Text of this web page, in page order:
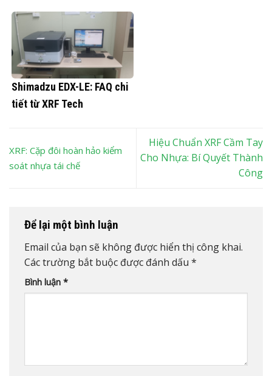
Shimadzu EDX-LE: FAQ chi
tiết từ XRF Tech
XRF: Cặp đôi hoàn hảo kiểm
soát nhựa tái chế
Hiệu Chuẩn XRF Cầm Tay
Cho Nhựa: Bí Quyết Thành
Công
Để lại một bình luận
Email của bạn sẽ không được hiển thị công khai.
Các trường bắt buộc được đánh dấu *
Bình luận *